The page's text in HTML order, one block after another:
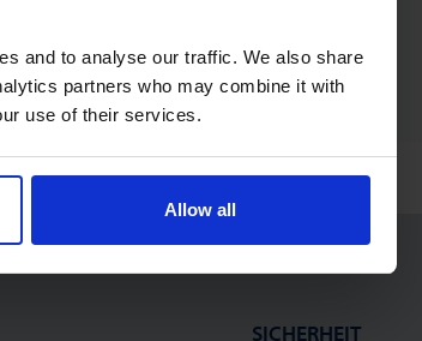
and to analyse our traffic. We also share
partners who may combine it with
use of their services.
Allow all
SICHERHEIT